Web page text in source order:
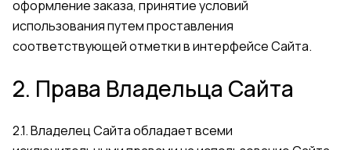
оформление заказа, принятие условий
использования путем проставления
соответствующей отметки в интерфейсе Сайта.
2. Права Владельца Сайта
2.1. Владелец Сайта обладает всеми